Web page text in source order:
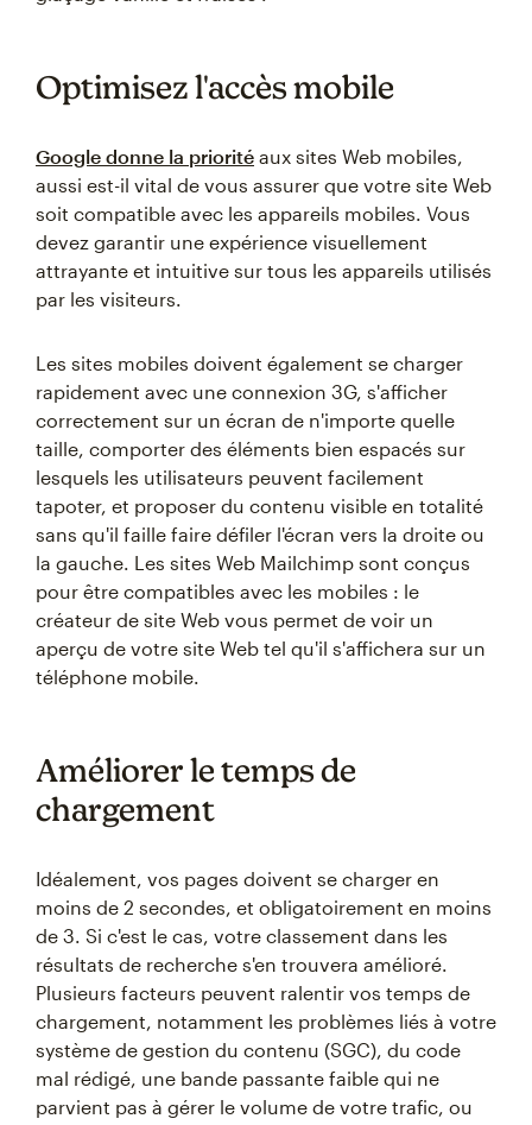
Optimisez l'accès mobile
Google donne la priorité aux sites Web mobiles,
aussi est-il vital de vous assurer que votre site Web
soit compatible avec les appareils mobiles. Vous
devez garantir une expérience visuellement
attrayante et intuitive sur tous les appareils utilisés
par les visiteurs.
Les sites mobiles doivent également se charger
rapidement avec une connexion 3G, s'afficher
correctement sur un écran de n'importe quelle
taille, comporter des éléments bien espacés sur
lesquels les utilisateurs peuvent facilement
tapoter, et proposer du contenu visible en totalité
sans qu'il faille faire défiler l'écran vers la droite ou
la gauche. Les sites Web Mailchimp sont conçus
pour être compatibles avec les mobiles : le
créateur de site Web vous permet de voir un
aperçu de votre site Web tel qu'il s'affichera sur un
téléphone mobile.
Améliorer le temps de
chargement
Idéalement, vos pages doivent se charger en
moins de 2 secondes, et obligatoirement en moins
de 3. Si c'est le cas, votre classement dans les
résultats de recherche s'en trouvera amélioré.
Plusieurs facteurs peuvent ralentir vos temps de
chargement, notamment les problèmes liés à votre
système de gestion du contenu (SGC), du code
mal rédigé, une bande passante faible qui ne
parvient pas à gérer le volume de votre trafic, ou